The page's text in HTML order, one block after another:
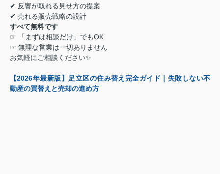
✔ 反響が取れる見せ方の提案
✔ 売れる販売戦略の設計
すべて無料です
☞
「まずは相談だけ」でもOK
☞ 無理な営業は一切ありません
お気軽にご相談ください✨
【2026年最新版】足立区の住み替え完全ガイド｜失敗しない不
動産の買替えと売却の進め方